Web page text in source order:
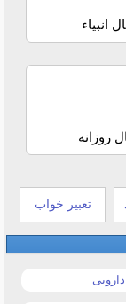
انبیاء
روزانه
تعبیر خواب